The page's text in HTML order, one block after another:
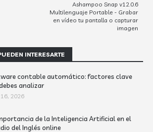
Ashampoo Snap v12.0.6
Multilenguaje Portable - Grabar
en vídeo tu pantalla o capturar
imagen
INTERESARTE
contable automático: factores clave
analizar
2026
de la Inteligencia Artificial en el
del Inglés online